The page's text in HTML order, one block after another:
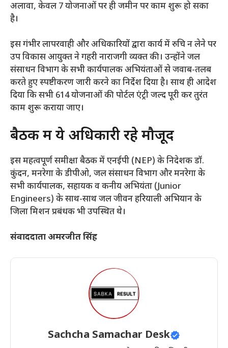
अलावा, केवल 7 योजनाओं पर ही जमीन पर काम शुरू हो सका
है।
​इस गंभीर लापरवाही और अधिकारियों द्वारा कार्य में रुचि न लेने पर
उप विकास आयुक्त ने गहरी नाराजगी व्यक्त की। उन्होंने जल
संसाधन विभाग के सभी कार्यपालक अभियंताओं से जवाब-तलब
करते हुए स्पष्टीकरण जारी करने का निर्देश दिया है। साथ ही आदेश
दिया कि सभी 614 योजनाओं की पोर्टल एंट्री जल्द पूरी कर तुरंत
काम शुरू कराया जाए।
​बैठक में ये अधिकारी रहे मौजूद
​इस महत्वपूर्ण समीक्षा बैठक में एनईपी (NEP) के निदेशक डॉ.
कुंदन, मनरेगा के डीपीओ, जल संसाधन विभाग और मनरेगा के
सभी कार्यपालक, सहायक व कनीय अभियंता (Junior
Engineers) के साथ-साथ जल जीवन हरियाली अभियान के
जिला मिशन प्रबंधक भी उपस्थित थे।
संवाददाता अमरजीत सिंह
Sachcha Samachar Desk